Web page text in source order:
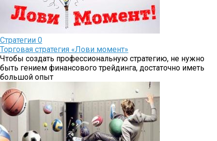
Стратегии 0
Торговая стратегия «Лови момент»
Чтобы создать профессиональную стратегию, не нужно
быть гением финансового трейдинга, достаточно иметь
большой опыт